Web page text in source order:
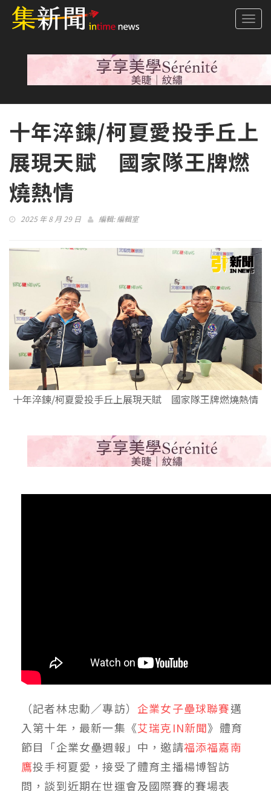
十年淬鍊/柯夏愛投手丘上
展現天賦 國家隊王牌燃
燒熱情
2025 年 8 月 29 日 編輯:編輯室
十年淬鍊/柯夏愛投手丘上展現天賦 國家隊王牌燃燒熱情
（記者林忠勳／專訪） 企業女子壘球聯賽邁
入第十年，最新一集《艾瑞克IN新聞》體育
節目「企業女壘週報」中，邀請福添福嘉南
鷹投手柯夏愛，接受了體育主播楊博智訪
問，談到近期在世運會及國際賽的賽場表